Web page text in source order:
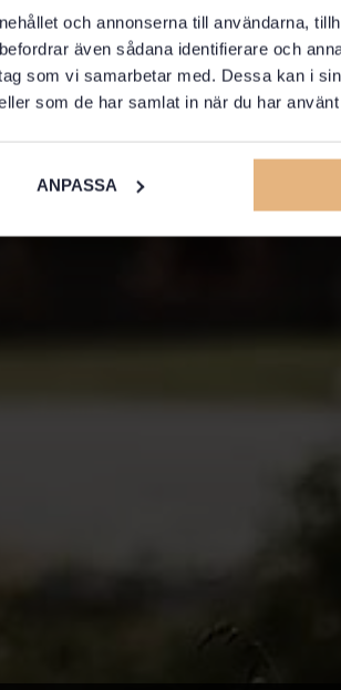
och annonserna till användarna,
även sådana identifierare och
som vi samarbetar med. Dessa kan i
som de har samlat in när du har
ANPASSA